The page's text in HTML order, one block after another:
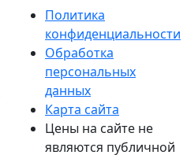
Политика
конфиденциальности
Обработка
персональных
данных
Карта сайта
Цены на сайте не
являются публичной